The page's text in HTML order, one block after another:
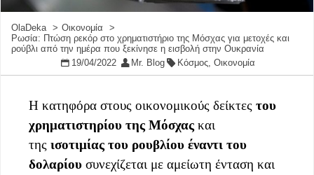
OlaDeka
Οικονομία
Ρωσία: Πτώση ρεκόρ στο χρηματιστήριο της Μόσχας για μετοχές και
ρούβλι από την ημέρα που ξεκίνησε η εισβολή στην Ουκρανία
19/04/2022
Mr. Blog Κόσμος,Οικονομία
Η κατηφόρα στους οικονομικούς δείκτες του
χρηματιστηρίου της Μόσχας και
της ισοτιμίας του ρουβλίου έναντι του
δολαρίου συνεχίζεται με αμείωτη ένταση και